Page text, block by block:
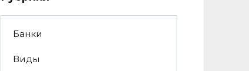
Банки
Виды